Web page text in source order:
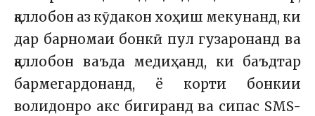
қаллобон аз кӯдакон хоҳиш мекунанд, ки
дар барномаи бонкӣ пул гузаронанд ва
қаллобон ваъда медиҳанд, ки баъдтар
бармегардонанд, ё корти бонкии
волидонро акс бигиранд ва сипас SMS-